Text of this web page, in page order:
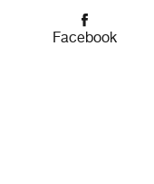
Facebook